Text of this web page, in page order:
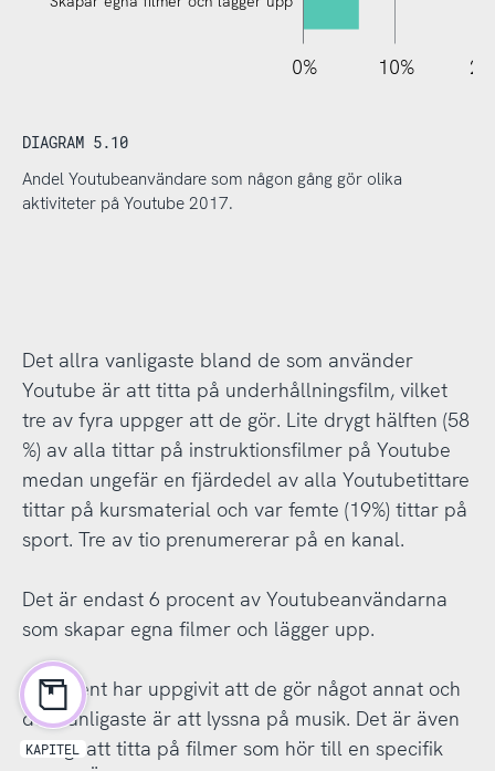
-20% 10%
0%
-10%
110%
DIAGRAM 5.10
Andel Youtubeanvändare som någon gång gör olika
aktiviteter på Youtube 2017.
Det allra vanligaste bland de som använder
Youtube är att titta på underhållningsfilm, vilket
tre av fyra uppger att de gör. Lite drygt hälften (58
%) av alla tittar på instruktionsfilmer på Youtube
medan ungefär en fjärdedel av alla Youtubetittare
tittar på kursmaterial och var femte (19%) tittar på
sport. Tre av tio prenumererar på en kanal.
Det är endast 6 procent av Youtubeanvändarna
som skapar egna filmer och lägger upp.
9 procent har uppgivit att de gör något annat och
det vanligaste är att lyssna på musik. Det är även
vanligt att titta på filmer som hör till en specifik
KAPITEL